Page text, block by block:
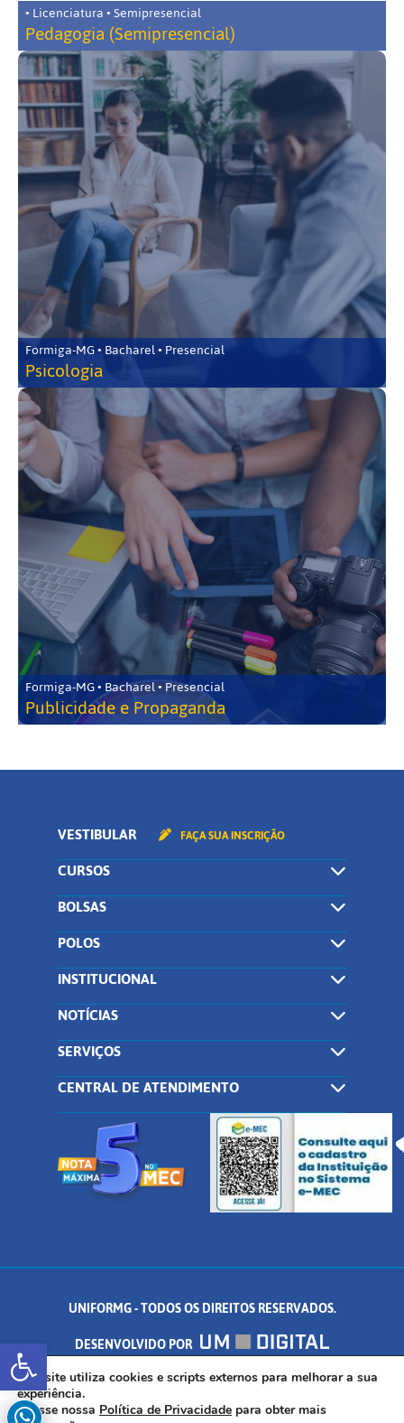
Abrir a barra de ferramentas
• Licenciatura • Semipresencial
Pedagogia (Semipresencial)
Formiga-MG • Bacharel • Presencial
Psicologia
Formiga-MG • Bacharel • Presencial
Publicidade e Propaganda
VESTIBULAR FAÇA SUA INSCRIÇÃO
CURSOS
BOLSAS
POLOS
INSTITUCIONAL
NOTÍCIAS
SERVIÇOS
CENTRAL DE ATENDIMENTO
UNIFORMG - TODOS OS DIREITOS RESERVADOS.
DESENVOLVIDO POR
AV. DR. ARNALDO DE SENNA, 328 - PALMEIRAS, FORMIGA/MG - CEP:
35.574.530
Este site utiliza cookies e scripts externos para melhorar a sua
experiência.
Acesse nossa Política de Privacidade para obter mais